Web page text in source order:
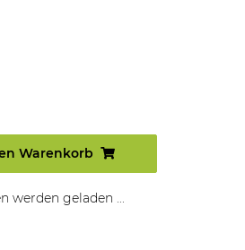
Warenkorb
werden geladen ...